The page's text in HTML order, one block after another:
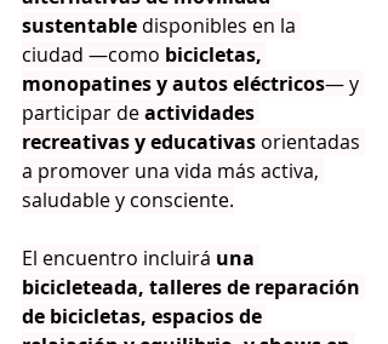
sustentable disponibles en la
ciudad —como bicicletas,
monopatines y autos eléctricos— y
participar de actividades
recreativas y educativas orientadas
a promover una vida más activa,
saludable y consciente.
El encuentro incluirá una
bicicleteada, talleres de reparación
de bicicletas, espacios de